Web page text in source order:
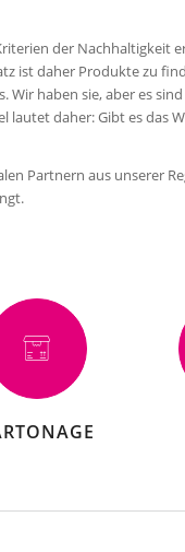
der Nachhaltigkeit
ist daher Produkte zu
haben sie, aber es
daher: Gibt es das
Partnern aus unserer